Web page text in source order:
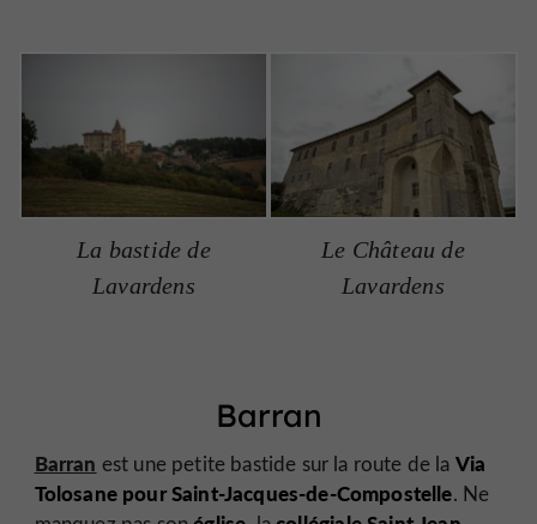
La bastide de
Lavardens
Le Château de
Lavardens
Barran
Barran est une petite bastide sur la route de la Via
Tolosane pour Saint-Jacques-de-Compostelle. Ne